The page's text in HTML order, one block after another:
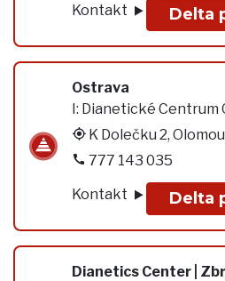
Kontakt
Delta
Ostrava
I: Dianetické Centrum
K Dolečku 2,
777 143 035
Kontakt
Delta
Dianetics Center |